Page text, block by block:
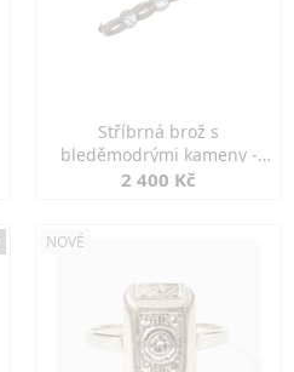
Stříbrná brož s
bleděmodrými kameny -
jemná elegance
2 400 Kč
NOVÉ